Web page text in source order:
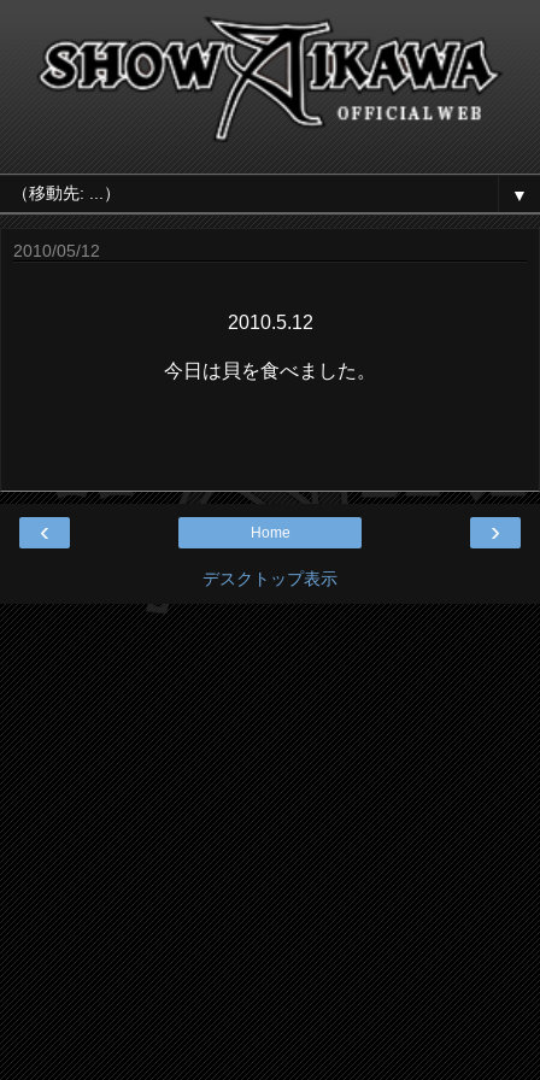
▼
2010/05/12
2010.5.12
今日は貝を食べました。
‹ ›
Home
デスクトップ表示